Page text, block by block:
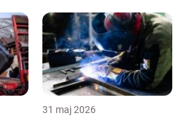
31 maj 2026